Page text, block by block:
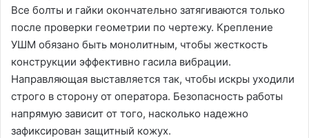
Все болты и гайки окончательно затягиваются только
после проверки геометрии по чертежу. Крепление
УШМ обязано быть монолитным, чтобы жесткость
конструкции эффективно гасила вибрации.
Направляющая выставляется так, чтобы искры уходили
строго в сторону от оператора. Безопасность работы
напрямую зависит от того, насколько надежно
зафиксирован защитный кожух.